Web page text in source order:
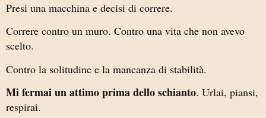
Presi una macchina e decisi di correre.
Correre contro un muro. Contro una vita che non avevo
scelto.
Contro la solitudine e la mancanza di stabilità.
Mi fermai un attimo prima dello schianto. Urlai, piansi,
respirai.